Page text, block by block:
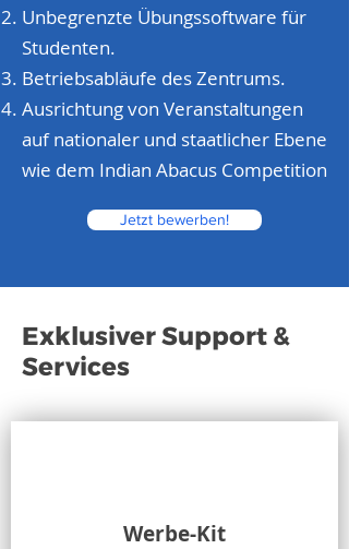
Unbegrenzte Übungssoftware für
Studenten.
Betriebsabläufe des Zentrums.
Ausrichtung von Veranstaltungen
auf nationaler und staatlicher Ebene
wie dem Indian Abacus Competition
Jetzt bewerben!
Exklusiver Support &
Services
Werbe-Kit